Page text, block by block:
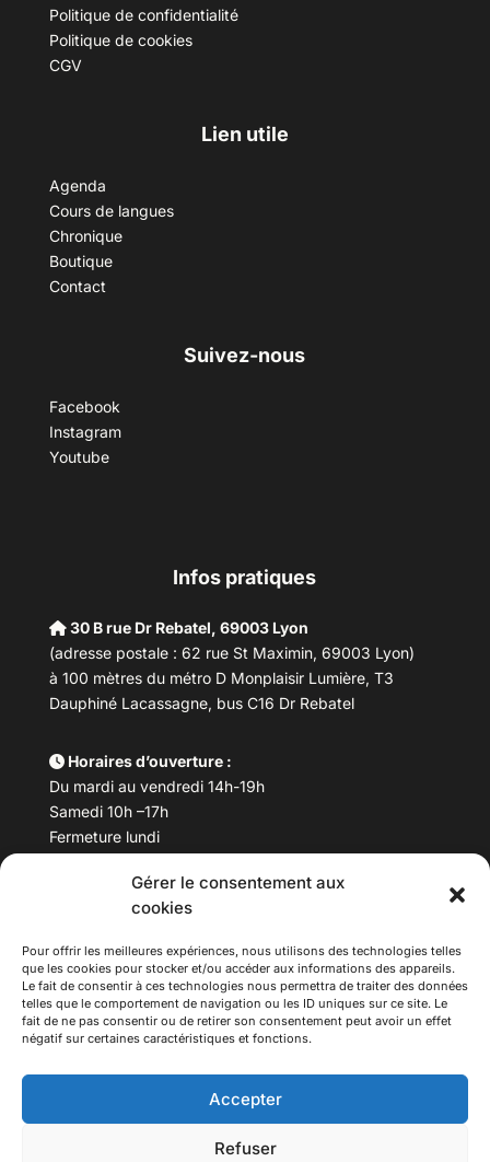
Gérer le consentement aux
cookies
Pour offrir les meilleures expériences, nous utilisons des technologies telles
que les cookies pour stocker et/ou accéder aux informations des appareils.
Le fait de consentir à ces technologies nous permettra de traiter des données
telles que le comportement de navigation ou les ID uniques sur ce site. Le
fait de ne pas consentir ou de retirer son consentement peut avoir un effet
négatif sur certaines caractéristiques et fonctions.
Accepter
Refuser
Politique de confidentialité
Politique de cookies
CGV
Lien utile
Agenda
Cours de langues
Chronique
Boutique
Contact
Suivez-nous
Facebook
Instagram
Youtube
Infos pratiques
30 B rue Dr Rebatel, 69003 Lyon
(adresse postale : 62 rue St Maximin, 69003 Lyon)
à 100 mètres du métro D Monplaisir Lumière, T3
Dauphiné Lacassagne, bus C16 Dr Rebatel
Horaires d’ouverture :
Du mardi au vendredi 14h-19h
Samedi 10h –17h
Fermeture lundi
Téléphone : 04 78 53 06 40
maisondesculturesasiatiques@asiexpo.com